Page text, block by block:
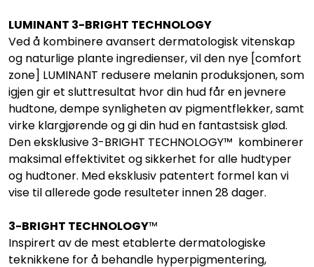
LUMINANT 3-BRIGHT TECHNOLOGY
Ved å kombinere avansert dermatologisk vitenskap
og naturlige plante ingredienser, vil den nye [comfort
zone] LUMINANT redusere melanin produksjonen, som
igjen gir et sluttresultat hvor din hud får en jevnere
hudtone, dempe synligheten av pigmentflekker, samt
virke klargjørende og gi din hud en fantastsisk glød.
Den eksklusive 3-BRIGHT TECHNOLOGY™ kombinerer
maksimal effektivitet og sikkerhet for alle hudtyper
og hudtoner. Med eksklusiv patentert formel kan vi
vise til allerede gode resulteter innen 28 dager.
3-BRIGHT TECHNOLOGY™
Inspirert av de mest etablerte dermatologiske
teknikkene for å behandle hyperpigmentering,